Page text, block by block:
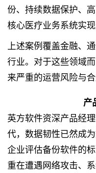
份、持续数据保护、
核心医疗业务系统实
上述案例覆盖金融、
行业。对于这些领域
来严重的运营风险与合
产
英方软件资深产品经
代，数据韧性已然成
企业评估备份软件的
重在遭遇网络攻击、